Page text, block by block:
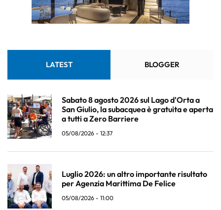
LATEST BLOGGER
Sabato 8 agosto 2026 sul Lago d'Orta a
San Giulio, la subacquea è gratuita e aperta
a tutti a Zero Barriere
05/08/2026 - 12:37
Luglio 2026: un altro importante risultato
per Agenzia Marittima De Felice
05/08/2026 - 11:00